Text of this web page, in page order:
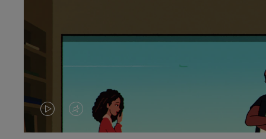
DASVIDEO